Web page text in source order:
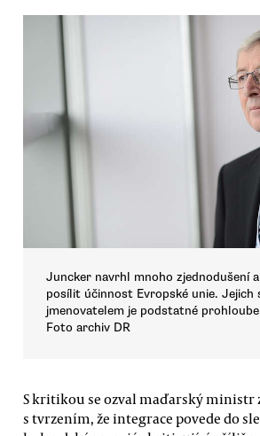
Juncker navrhl mnoho zjednodušení
posílit účinnost Evropské unie. Jejich
jmenovatelem je podstatné
Foto archiv DR
S kritikou se ozval maďarský ministr
s tvrzením, že integrace povede do